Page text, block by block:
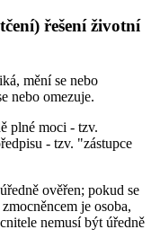
řešení životní
mění se nebo
nebo omezuje.
plné moci - tzv.
- tzv. "zástupce
ověřen; pokud se
je osoba,
nemusí být úředně